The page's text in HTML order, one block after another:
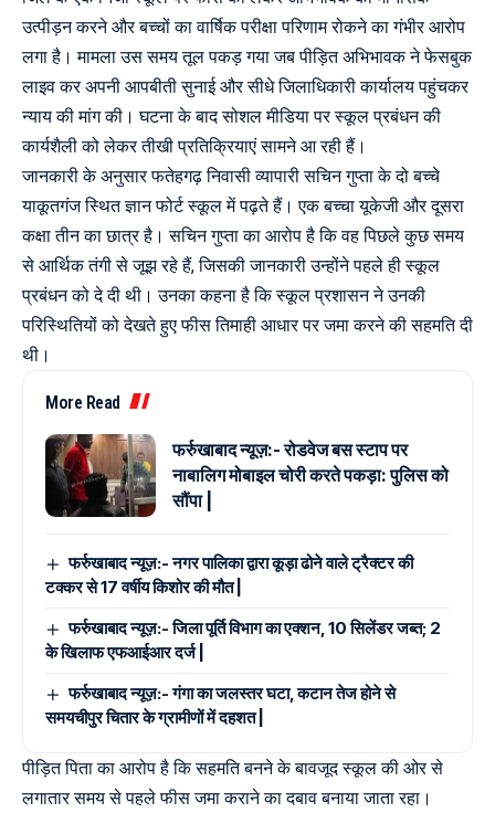
उत्पीड़न करने और बच्चों का वार्षिक परीक्षा परिणाम रोकने का गंभीर आरोप
लगा है। मामला उस समय तूल पकड़ गया जब पीड़ित अभिभावक ने फेसबुक
लाइव कर अपनी आपबीती सुनाई और सीधे जिलाधिकारी कार्यालय पहुंचकर
न्याय की मांग की। घटना के बाद सोशल मीडिया पर स्कूल प्रबंधन की
कार्यशैली को लेकर तीखी प्रतिक्रियाएं सामने आ रही हैं।
जानकारी के अनुसार फतेहगढ़ निवासी व्यापारी सचिन गुप्ता के दो बच्चे
याकूतगंज स्थित ज्ञान फोर्ट स्कूल में पढ़ते हैं। एक बच्चा यूकेजी और दूसरा
कक्षा तीन का छात्र है। सचिन गुप्ता का आरोप है कि वह पिछले कुछ समय
से आर्थिक तंगी से जूझ रहे हैं, जिसकी जानकारी उन्होंने पहले ही स्कूल
प्रबंधन को दे दी थी। उनका कहना है कि स्कूल प्रशासन ने उनकी
परिस्थितियों को देखते हुए फीस तिमाही आधार पर जमा करने की सहमति दी
थी।
More Read
फर्रुखाबाद न्यूज़:- रोडवेज बस स्टाप पर
नाबालिग मोबाइल चोरी करते पकड़ा: पुलिस को
सौंपा |
फर्रुखाबाद न्यूज़:- नगर पालिका द्वारा कूड़ा ढोने वाले ट्रैक्टर की
टक्कर से 17 वर्षीय किशोर की मौत |
फर्रुखाबाद न्यूज़:- जिला पूर्ति विभाग का एक्शन, 10 सिलेंडर जब्त; 2
के खिलाफ एफआईआर दर्ज |
फर्रुखाबाद न्यूज़:- गंगा का जलस्तर घटा, कटान तेज होने से
समयचीपुर चितार के ग्रामीणों में दहशत |
पीड़ित पिता का आरोप है कि सहमति बनने के बावजूद स्कूल की ओर से
लगातार समय से पहले फीस जमा कराने का दबाव बनाया जाता रहा।